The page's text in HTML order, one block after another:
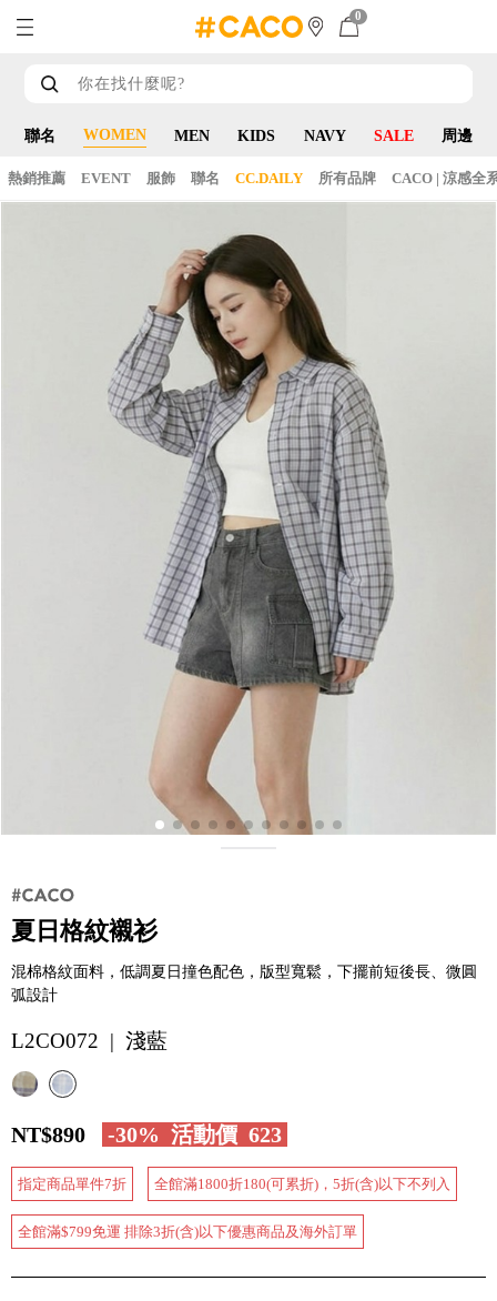
0
聯名 WOMEN MEN KIDS NAVY SALE 周邊
熱銷推薦 EVENT 服飾 聯名 CC.DAILY 所有品牌 CACO | 涼感全
夏日格紋襯衫
混棉格紋面料，低調夏日撞色配色，版型寬鬆，下擺前短後長、微圓
弧設計
L2CO072 | 淺藍
NT$890 -30% 活動價 623
指定商品單件7折 全館滿1800折180(可累折)，5折(含)以下不列入
全館滿$799免運 排除3折(含)以下優惠商品及海外訂單